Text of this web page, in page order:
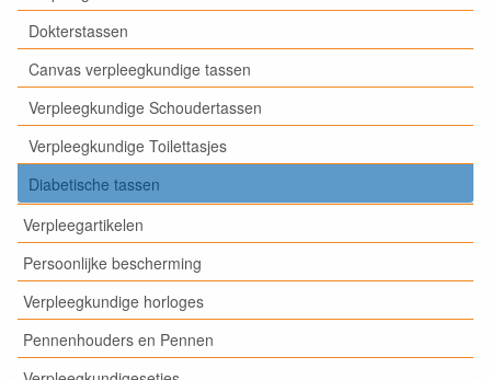
Dokterstassen
Canvas verpleegkundige tassen
Verpleegkundige Schoudertassen
Verpleegkundige Toilettasjes
Diabetische tassen
Verpleegartikelen
Persoonlijke bescherming
Verpleegkundige horloges
Pennenhouders en Pennen